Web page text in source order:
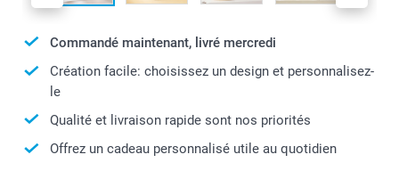
Commandé maintenant, livré mercredi
Création facile: choisissez un design et personnalisez-
le
Qualité et livraison rapide sont nos priorités
Offrez un cadeau personnalisé utile au quotidien